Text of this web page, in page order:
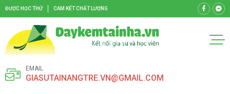
ĐƯỢC HỌC THỬ CAM KẾT CHẤT LƯỢNG
EMAIL
GIASUTAINANGTRE.VN@GMAIL.COM